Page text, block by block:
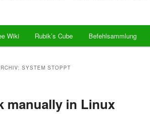
Wiki Rubik’s Cube Befehlsammlung
SYSTEM STOPPT
manually in Linux